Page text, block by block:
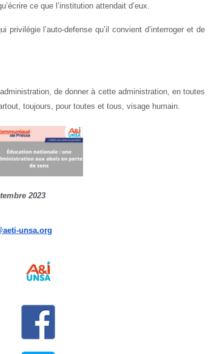
ce que l’institution attendait d’eux.
privilégie l’auto-defense qu’il convient d’interroger et de
de donner à cette administration, en toutes
toujours, pour toutes et tous, visage humain.
2023
unsa.org